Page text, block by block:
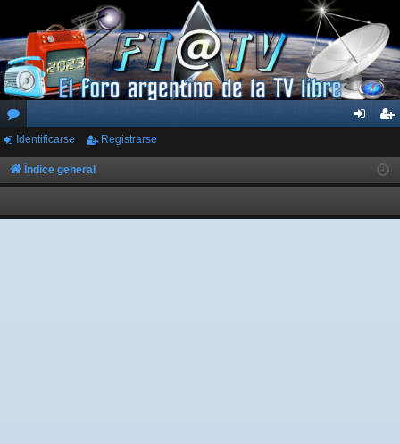
or
os
ar
ist
rs
Identificarse Registrarse
Índice general